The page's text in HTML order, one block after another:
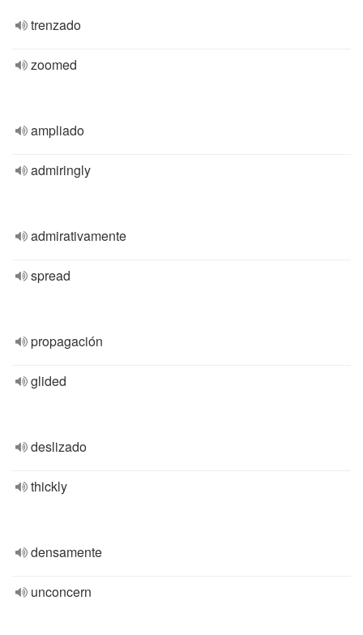
trenzado
zoomed
ampliado
admiringly
admirativamente
spread
propagación
glided
deslizado
thickly
densamente
unconcern